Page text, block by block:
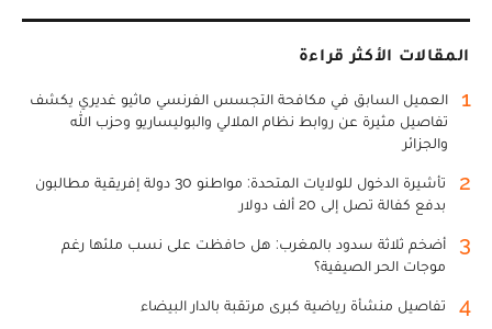
المقالات الأكثر قراءة
1
العميل السابق في مكافحة التجسس الفرنسي ماثيو غديري يكشف
تفاصيل مثيرة عن روابط نظام الملالي والبوليساريو وحزب الله
والجزائر
2
تأشيرة الدخول للولايات المتحدة: مواطنو 30 دولة إفريقية مطالبون
بدفع كفالة تصل إلى 20 ألف دولار
3
أضخم ثلاثة سدود بالمغرب: هل حافظت على نسب ملئها رغم
موجات الحر الصيفية؟
4 تفاصيل منشأة رياضية كبرى مرتقبة بالدار البيضاء